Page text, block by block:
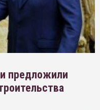
предложили